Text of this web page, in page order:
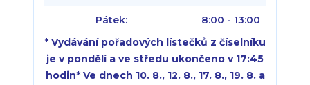
Pátek:
8:00 - 13:00
* Vydávání pořadových lístečků z číselníku
je v pondělí a ve středu ukončeno v 17:45
hodin* Ve dnech 10. 8., 12. 8., 17. 8., 19. 8. a